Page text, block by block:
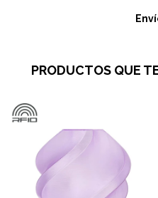
PRODUCTOS QUE